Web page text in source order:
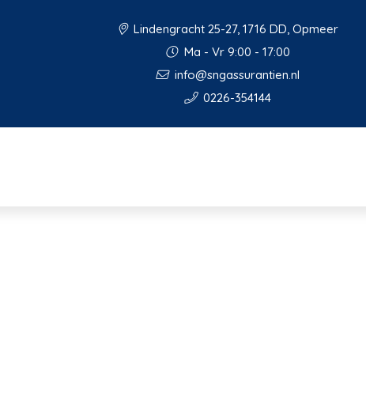
Lindengracht 25-27, 1716 DD, Opmeer
Ma - Vr 9:00 - 17:00
info@sngassurantien.nl
0226-354144